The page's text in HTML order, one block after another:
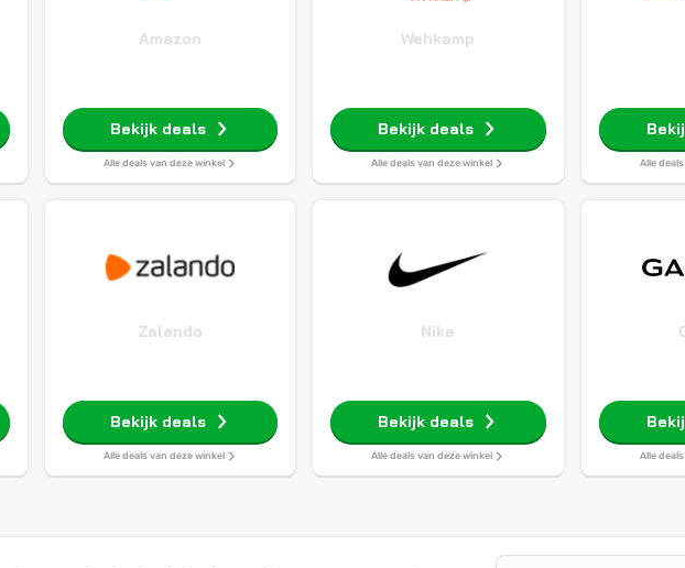
Amazon
Bekijk deals
Alle deals van deze winkel
Wehkamp
Bekijk deals
Alle deals van deze winkel Alle
Zalando
Bekijk deals
Alle deals van deze winkel
Nike
Bekijk deals
Alle deals van deze winkel Alle